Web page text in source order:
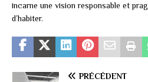
incarne une vision responsable et
d’habiter.
PRÉCÉDENT